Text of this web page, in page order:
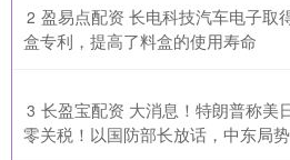
2 盈易点配资 长电科技汽车电子取
盒专利，提高了料盒的使用寿命
3 长盈宝配资 大消息！特朗普称美
零关税！以国防部长放话，中东局